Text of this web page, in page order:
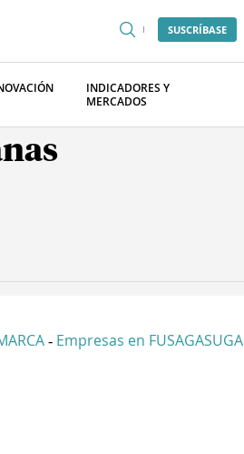
SUSCRÍBASE
INDICADORES Y
MERCADOS
- Empresas en FUSAGASUGA